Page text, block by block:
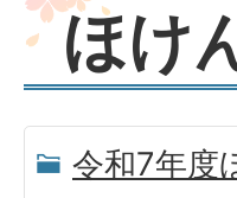
ほけ
令和7年度